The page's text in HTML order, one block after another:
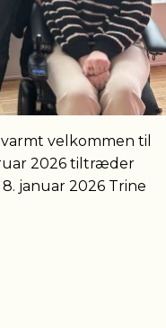
velkommen til
2026 tiltræder
januar 2026 Trine